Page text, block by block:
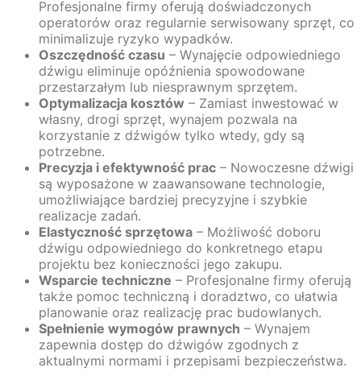
Profesjonalne firmy oferują doświadczonych
operatorów oraz regularnie serwisowany sprzęt, co
minimalizuje ryzyko wypadków.
Oszczędność czasu – Wynajęcie odpowiedniego
dźwigu eliminuje opóźnienia spowodowane
przestarzałym lub niesprawnym sprzętem.
Optymalizacja kosztów – Zamiast inwestować w
własny, drogi sprzęt, wynajem pozwala na
korzystanie z dźwigów tylko wtedy, gdy są
potrzebne.
Precyzja i efektywność prac – Nowoczesne dźwigi
są wyposażone w zaawansowane technologie,
umożliwiające bardziej precyzyjne i szybkie
realizacje zadań.
Elastyczność sprzętowa – Możliwość doboru
dźwigu odpowiedniego do konkretnego etapu
projektu bez konieczności jego zakupu.
Wsparcie techniczne – Profesjonalne firmy oferują
także pomoc techniczną i doradztwo, co ułatwia
planowanie oraz realizację prac budowlanych.
Spełnienie wymogów prawnych – Wynajem
zapewnia dostęp do dźwigów zgodnych z
aktualnymi normami i przepisami bezpieczeństwa.